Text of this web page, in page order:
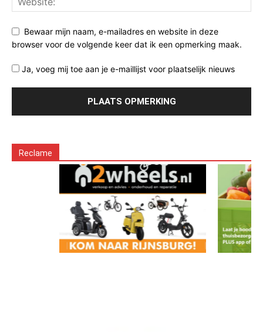
Bewaar mijn naam, e-mailadres en website in deze
browser voor de volgende keer dat ik een opmerking maak.
Ja, voeg mij toe aan je e-maillijst voor plaatselijk nieuws
Reclame